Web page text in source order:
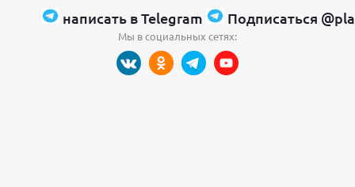
написать в Telegram Подписаться
Мы в социальных сетях: